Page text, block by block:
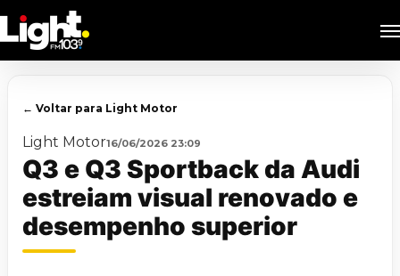
to
main
← Voltar para Light Motor
Light Motor16/06/2026 23:09
Q3 e Q3 Sportback da Audi
estreiam visual renovado e
desempenho superior